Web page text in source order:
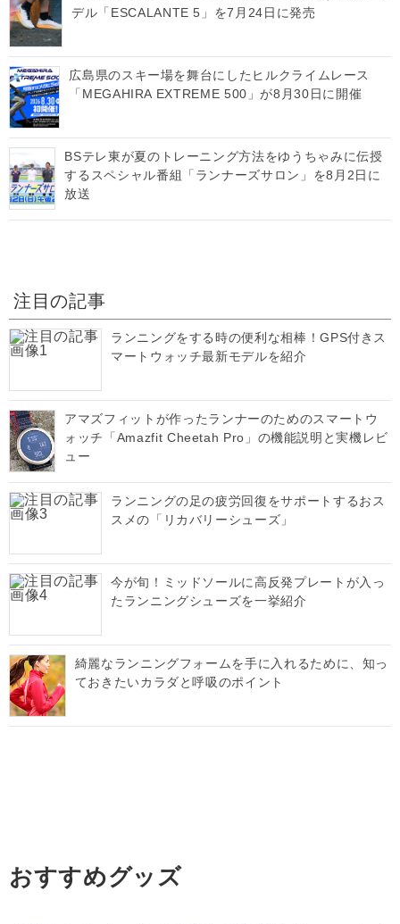
デル「ESCALANTE 5」を7月24日に発売
広島県のスキー場を舞台にしたヒルクライムレース
「MEGAHIRA EXTREME 500」が8月30日に開催
BSテレ東が夏のトレーニング方法をゆうちゃみに伝授
するスペシャル番組「ランナーズサロン」を8月2日に
放送
注目の記事
ランニングをする時の便利な相棒！GPS付きス
マートウォッチ最新モデルを紹介
アマズフィットが作ったランナーのためのスマートウ
ォッチ「Amazfit Cheetah Pro」の機能説明と実機レビ
ュー
ランニングの足の疲労回復をサポートするおス
スメの「リカバリーシューズ」
今が旬！ミッドソールに高反発プレートが入っ
たランニングシューズを一挙紹介
綺麗なランニングフォームを手に入れるために、知っ
ておきたいカラダと呼吸のポイント
おすすめグッズ